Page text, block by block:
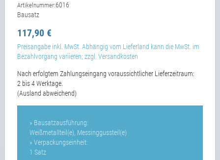
Artikelnummer:6016
Bausatz
117,90 €
Preisangabe inkl. MwSt. Abhängig vom Lieferland kann die MwSt. im
Bezahlvorgang variieren; zzgl. Versandkosten
Nach erfolgtem Zahlungseingang voraussichtlicher Lieferzeitraum:
2 bis 4 Werktage.
(Ausland abweichend)
» Bausatzausführung:
Weißmetallteil(e), Messinggussteil(e)
» Verpackungseinheit:
1 Satz